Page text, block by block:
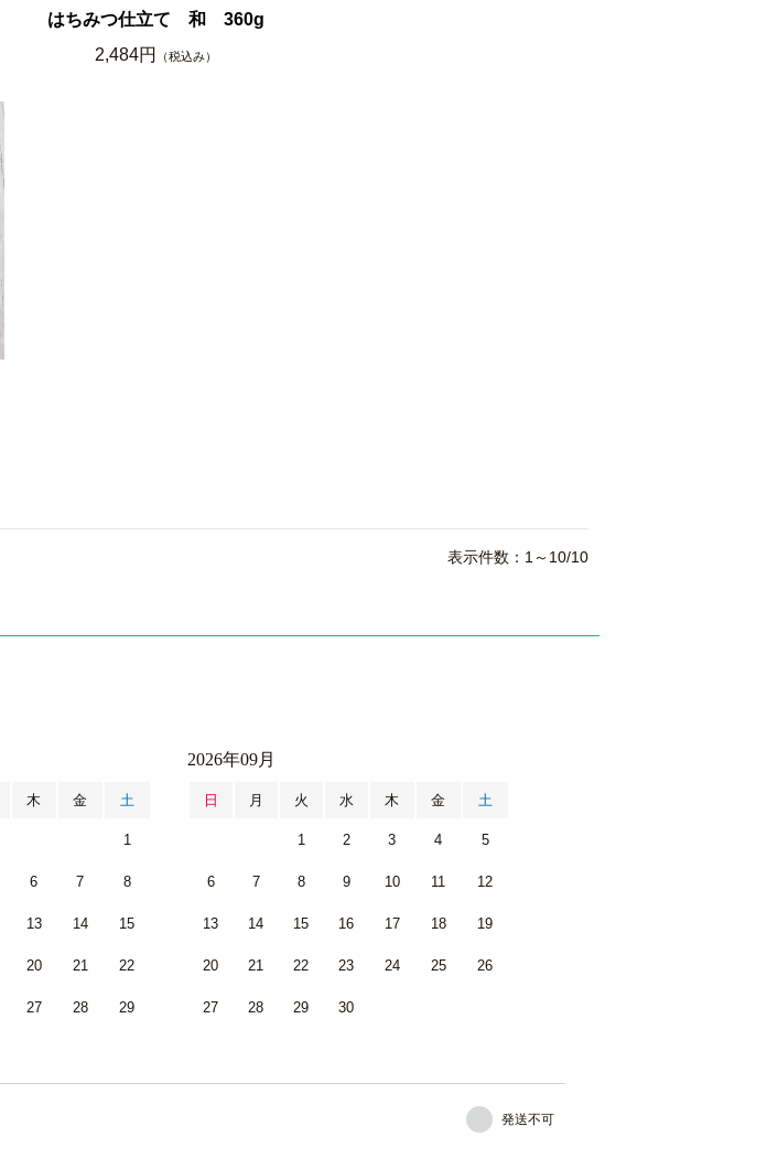
はちみつ仕立て 和 360g
2,484円
（税込み）
表示件数：1～10/10
木 金 土
1
6 7 8
13 14 15
20 21 22
27 28 29
2026年09月
日 月 火 水 木 金 土
1 2 3 4 5
6 7 8 9 10 11 12
13 14 15 16 17 18 19
20 21 22 23 24 25 26
27 28 29 30
発送不可